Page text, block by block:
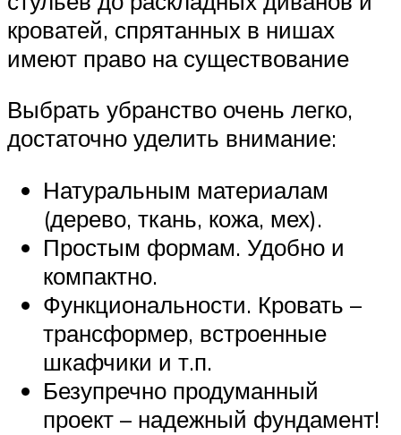
кроватей, спрятанных в нишах
имеют право на существование
Выбрать убранство очень легко,
достаточно уделить внимание:
Натуральным материалам
(дерево, ткань, кожа, мех).
Простым формам. Удобно и
компактно.
Функциональности. Кровать –
трансформер, встроенные
шкафчики и т.п.
Безупречно продуманный
проект – надежный фундамент!